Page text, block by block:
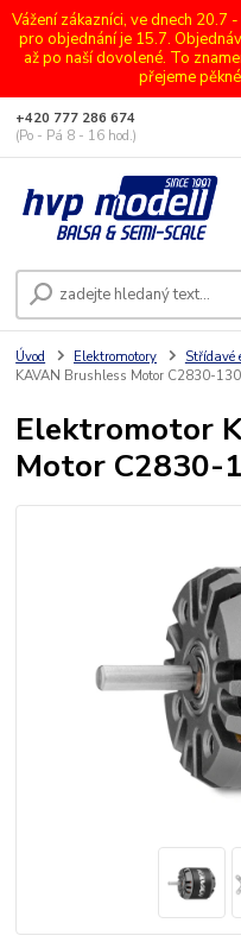
Vážení zákazníci, ve dnech
pro objednání je 15.7.
až po naší dovolené. To
přejeme
+420 777 286 674
(Po - Pá 8 - 16 hod.)
Úvod Elektromotory Střídavé
KAVAN Brushless Motor C2830-
Elektromotor
Motor C2830-